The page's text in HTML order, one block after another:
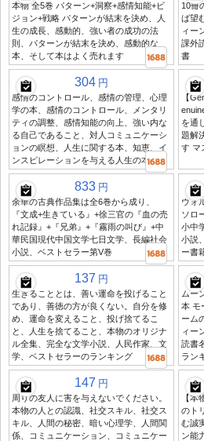
本物 全5巻 パターン+洞察+感情知能+ビ
ジョン+戦略 パターンが結末を決め、人
生の成長、感動的、強い者の成功の法
則、パターンが結末を決め、感動的な
本、そして本はよく売れます
10冊
ば望
ィー
課外
書
304 円
感情のコントロール、感情の管理、心理
学の本、感情のコントロール、メンタリ
ティの調整、感情知能の向上、強い内な
る自己であること、対人コミュニケーシ
ョンの瞑想、人生に関する本、知恵、イ
ンスピレーションを与える人生の本
【
を通
題解
す マ
833 円
余華の古典作品集は全6巻から成り、
『文成+生きている』+徐三官の『血の売
れ記録』+『兄弟』+『霧雨の叫び』+中
華民国現代中国文学七日文学、長編社会
小説、ベストセラー第V巻
ウォ
ソロ
小中
小説
ー書
137 円
生きることとは、善い運命を投げること
であり、善徳の方が良くない。自分を修
め、運命を変えること、投げ捨てるこ
と、人生を捨てること、本物のオリジナ
ル全集、完全な文学小説、人民作家、文
学、ベストセラーのランキング
ムー
本 モ
ーム
ィー
読書
ラン
147 円
周りの友人に害を与えないでください。
本物の人との認識、社交スキル、社交ス
キル、人間の秘密、暗い心理学、人間関
係、コミュニケーション、コミュニケー
【本
のト
む誠
ン能